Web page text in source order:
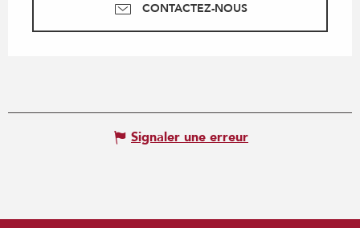
CONTACTEZ-NOUS
Signaler une erreur